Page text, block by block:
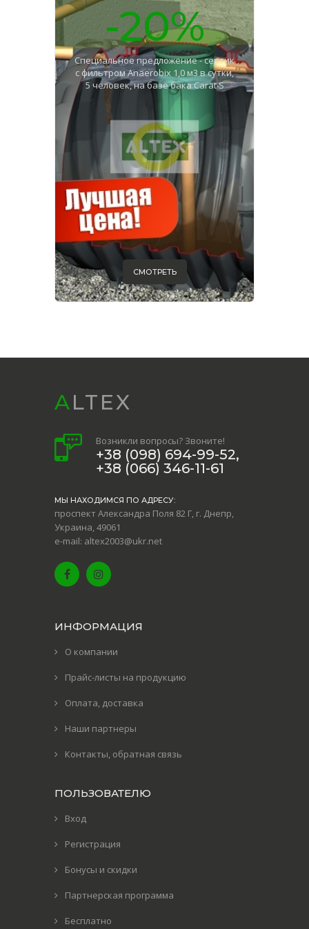
-20%
Специальное предложение - септик
с фильтром Anaerobix 1,0 м3 в сутки,
5 человек, на базе бака Carat S
СМОТРЕТЬ
ALTEX
Возникли вопросы? Звоните!
+38 (098) 694-99-52,
+38 (066) 346-11-61
МЫ НАХОДИМСЯ ПО АДРЕСУ:
проспект Александра Поля 82 Г, г. Днепр,
Украина, 49061
e-mail: altex2003@ukr.net
ИНФОРМАЦИЯ
О компании
Прайс-листы на продукцию
Оплата, доставка
Наши партнеры
Контакты, обратная связь
ПОЛЬЗОВАТЕЛЮ
Вход
Регистрация
Бонусы и скидки
Партнерская программа
Бесплатно